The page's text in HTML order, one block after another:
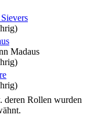
Madaus
deren Rollen wurden